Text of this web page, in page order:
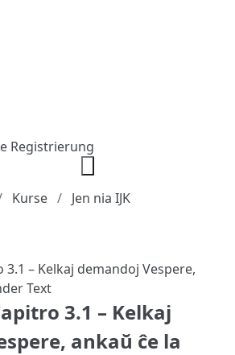
Registrierung
Kurse Jen nia IJK
3.1 – Kelkaj
ankaŭ ĉe la